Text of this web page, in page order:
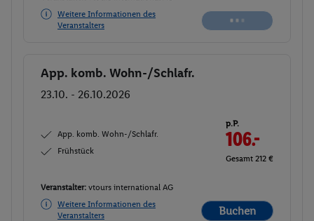
Weitere Informationen des
Veranstalters
Buchen
Buchen
App. komb. Wohn-/Schlafr.
23.10. - 26.10.2026
App. komb. Wohn-/Schlafr.
Frühstück
p.P.
106.-
Gesamt 212 €
Veranstalter: vtours international AG
Weitere Informationen des
Veranstalters
Buchen